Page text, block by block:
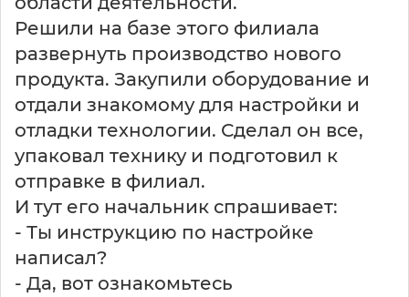
Решили на базе этого филиала
развернуть производство нового
продукта. Закупили оборудование и
отдали знакомому для настройки и
отладки технологии. Сделал он все,
упаковал технику и подготовил к
отправке в филиал.
И тут его начальник спрашивает:
- Ты инструкцию по настройке
написал?
- Да, вот ознакомьтесь